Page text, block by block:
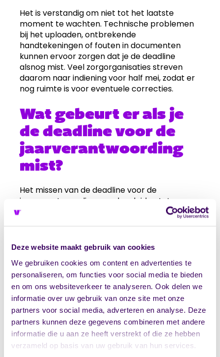
Deze website maakt gebruik van cookies
We gebruiken cookies om content en advertenties te
personaliseren, om functies voor social media te bieden
en om ons websiteverkeer te analyseren. Ook delen we
informatie over uw gebruik van onze site met onze
partners voor social media, adverteren en analyse. Deze
partners kunnen deze gegevens combineren met andere
informatie die u aan ze heeft verstrekt of die ze hebben
verzameld op basis van uw gebruik van hun services.
Het is verstandig om niet tot het laatste
moment te wachten. Technische problemen
bij het uploaden, ontbrekende
handtekeningen of fouten in documenten
kunnen ervoor zorgen dat je de deadline
alsnog mist. Veel zorgorganisaties streven
daarom naar indiening voor half mei, zodat er
nog ruimte is voor eventuele correcties.
Wat gebeurt er als je
de deadline voor de
jaarverantwoording
mist?
Het missen van de deadline voor de
jaarverantwoording zorg kan leiden tot
formele waarschuwingen, boetes en
of ernstige overtredingen. Ook kunnen
zorgverzekeraars en gemeenten dit zien als
een signaal van zwak financieel beheer, wat
gevolgen heeft voor toekomstige
contractonderhandelingen.
Bij een gemiste deadline stuurt de NZa meestal
eerst een herinneringsbrief. Als de organisatie
ook na herhaalde verzoeken niet indient,
volgen strengere maatregelen. Dit kan
variëren van een aanwijzing tot formele